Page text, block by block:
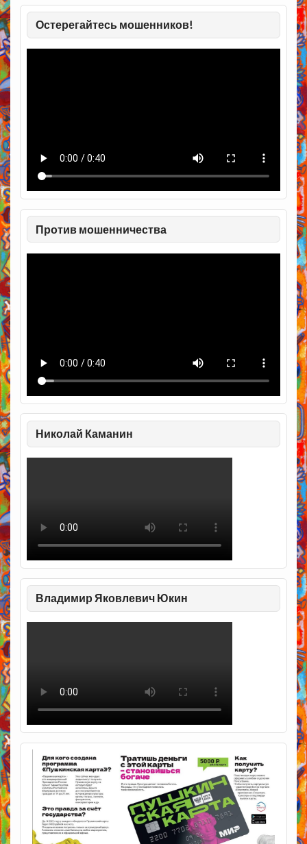
Остерегайтесь мошенников!
Против мошенничества
Николай Каманин
Владимир Яковлевич Юкин